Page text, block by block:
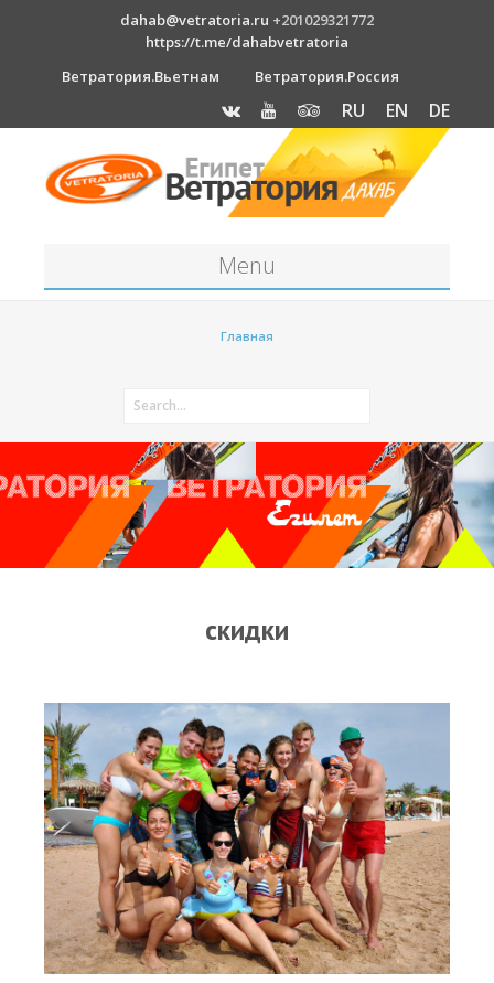
dahab@vetratoria.ru +201029321772
https://t.me/dahabvetratoria
Ветратория.Вьетнам
Ветратория.Россия
RU EN DE
Menu
Как к нам добраться?
Отель Canion
Прогноз погоды
Оборудование
Виртуальный тур Ганет Синай
Дахаб
ВиндСерфКидс
Новости
Медиа
Медиа архив
Фотки
Главная
скидки